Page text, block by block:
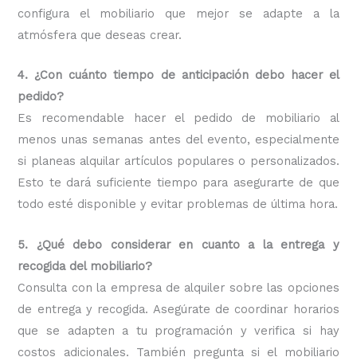
configura el mobiliario que mejor se adapte a la
atmósfera que deseas crear.
4. ¿Con cuánto tiempo de anticipación debo hacer el
pedido?
Es recomendable hacer el pedido de mobiliario al
menos unas semanas antes del evento, especialmente
si planeas alquilar artículos populares o personalizados.
Esto te dará suficiente tiempo para asegurarte de que
todo esté disponible y evitar problemas de última hora.
5. ¿Qué debo considerar en cuanto a la entrega y
recogida del mobiliario?
Consulta con la empresa de alquiler sobre las opciones
de entrega y recogida. Asegúrate de coordinar horarios
que se adapten a tu programación y verifica si hay
costos adicionales. También pregunta si el mobiliario